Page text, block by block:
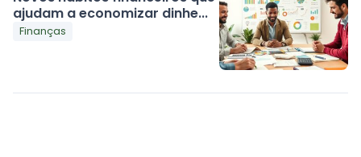
ajudam a economizar dinhe...
Finanças